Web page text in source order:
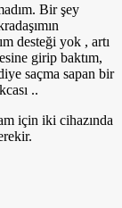
Bir şey
desteği yok , artı
girip baktım,
saçma sapan bir
..
için iki cihazında